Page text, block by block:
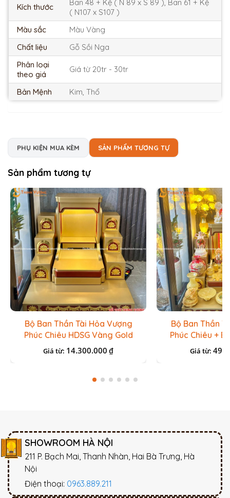
Kích thước
Ban 48 + Kệ ( N 89 x S 89 ), Ban 61 + Kệ
( N107 x S107 )
Màu sắc
Màu Vàng
Chất liệu
Gỗ Sồi Nga
Phân loại
theo giá
Giá từ 20tr - 30tr
Bản Mệnh Kim, Thổ
PHỤ KIỆN MUA KÈM SẢN PHẨM TƯƠNG TỰ
Sản phẩm tương tự
Bộ Ban Thần Tài Hỏa Vượng
Phúc Chiêu HDSG Vàng Gold
Giá từ: 14.300.000 ₫
Bộ Ban Thần
Phúc Chiêu +
Thạch
Giá từ:
SHOWROOM HÀ NỘI
211 P. Bạch Mai, Thanh Nhàn, Hai Bà Trưng, Hà
Nội
Điện thoại: 0963.889.211